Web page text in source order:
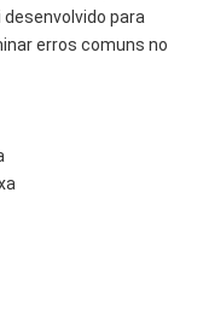
para
erros comuns no